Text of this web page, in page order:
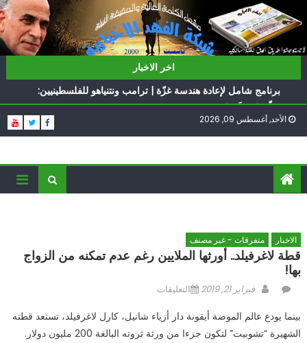
to
content
اخر الاخبار
ناشطة أمريكية يهودية تدعو الدول العربية لوقف التطبيع
أيّ تحدّيات يواجهها حزب الله؟
برنامج شامل لإعادة هندسة غزّة | ترامب ونتنياهو للفلسطينيين:
سلّموا تسلَموا
الغرب يدفن اتفاقاً وُلد ميتاً | إيران تحت العقوبات: جاهزون
ناشطة أمريكية يهودية تدعو الدول العربية لوقف التطبيع
أيّ تحدّيات يواجهها حزب الله؟
الأحد, أغسطس 09, 2026
الاخبار متفرقات - غير مصنف
قطة لاغرفيلد.. أورثها الملايين رغم عدم تمكنه من الزواج
بها!
Posted
فبراير 21, 2019Author التعليقاتعلى
لاغرفيلد..
أورثها
بينما يودع عالم الموضة أيقونة دار أزياء شانيل، كارل لاغرفيلد، تستعد قطته
الشهيرة “تشوبيت” لتكون جزءا من ورثة ثروته البالغة 200 مليون دولار.